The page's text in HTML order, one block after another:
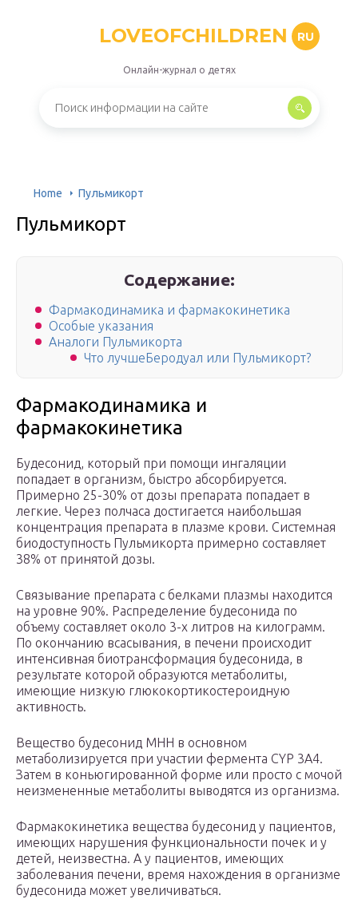
LOVEOFCHILDREN RU
Онлайн-журнал о детях
Home Пульмикорт
Пульмикорт
Содержание:
Фармакодинамика и фармакокинетика
Особые указания
Аналоги Пульмикорта
Что лучшеБеродуал или Пульмикорт?
Фармакодинамика и
фармакокинетика
Будесонид, который при помощи ингаляции
попадает в организм, быстро абсорбируется.
Примерно 25-30% от дозы препарата попадает в
легкие. Через полчаса достигается наибольшая
концентрация препарата в плазме крови. Системная
биодоступность Пульмикорта примерно составляет
38% от принятой дозы.
Связывание препарата с белками плазмы находится
на уровне 90%. Распределение будесонида по
объему составляет около 3-х литров на килограмм.
По окончанию всасывания, в печени происходит
интенсивная биотрансформация будесонида, в
результате которой образуются метаболиты,
имеющие низкую глюкокортикостероидную
активность.
Вещество будесонид МНН в основном
метаболизируется при участии фермента CYP 3A4.
Затем в коньюгированной форме или просто с мочой
неизмененные метаболиты выводятся из организма.
Фармакокинетика вещества будесонид у пациентов,
имеющих нарушения функциональности почек и у
детей, неизвестна. А у пациентов, имеющих
заболевания печени, время нахождения в организме
будесонида может увеличиваться.